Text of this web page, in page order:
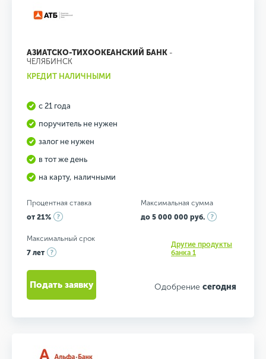
АЗИАТСКО-ТИХООКЕАНСКИЙ БАНК -
ЧЕЛЯБИНСК
КРЕДИТ НАЛИЧНЫМИ
с 21 года
поручитель не нужен
залог не нужен
в тот же день
на карту, наличными
Процентная ставка
от 21%
Максимальная сумма
до 5 000 000 руб.
Максимальный срок
7 лет
Другие продукты
банка 1
Одобрение сегодня
Подать заявку